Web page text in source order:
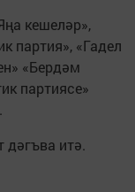
кешеләр»,
партия», «Гадел
«Бердәм
партиясе»
дәгъва итә.